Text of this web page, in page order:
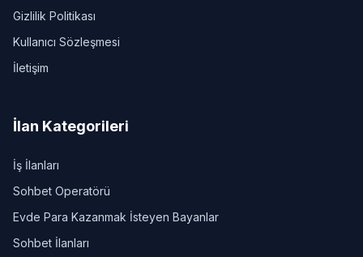
Gizlilik Politikası
Kullanıcı Sözleşmesi
İletişim
İlan Kategorileri
İş İlanları
Sohbet Operatörü
Evde Para Kazanmak İsteyen Bayanlar
Sohbet İlanları